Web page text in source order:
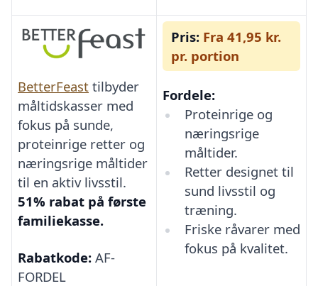
BetterFeast tilbyder
måltidskasser med
fokus på sunde,
proteinrige retter og
næringsrige måltider
til en aktiv livsstil.
51% rabat på første
familiekasse.
Rabatkode: AF-
FORDEL
Pris: Fra 41,95 kr.
pr. portion
Fordele:
Proteinrige og
næringsrige
måltider.
Retter designet til
sund livsstil og
træning.
Friske råvarer med
fokus på kvalitet.